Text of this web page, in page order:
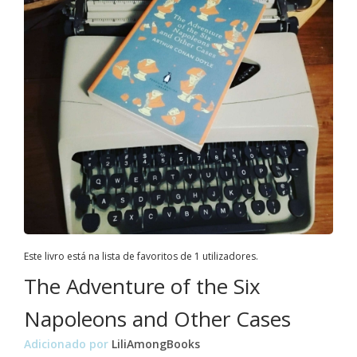
Este livro está na lista de favoritos de 1 utilizadores.
The Adventure of the Six
Napoleons and Other Cases
Adicionado por LiliAmongBooks